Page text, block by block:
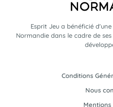
Esprit Jeu a bénéficié
Normandie dans le cadre de
Conditions
Nous
Mentions